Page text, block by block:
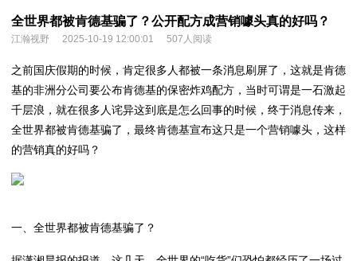
全世界都被肯德基骗了？公开配方成营销噱头真的好吗？
江瀚视野 2025-10-19 12:00:01 507人阅读
之前国庆假期的时候，肯定很多人都被一条消息刷屏了，这就是肯德
基的非洲分公司要公布肯德基的保密炸鸡配方，当时可谓是一石激起
千层浪，就在很多人诧异这到底是怎么回事的时候，终于消息传来，
全世界都被肯德基骗了，最终肯德基宣布这只是一个营销噱头，这样
的营销真的好吗？
一、全世界都被肯德基骗了？